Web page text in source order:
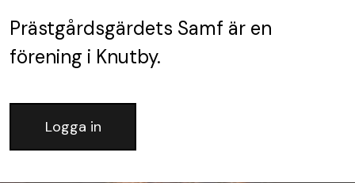
Prästgårdsgärdets Samf är en
förening i Knutby.
Logga in